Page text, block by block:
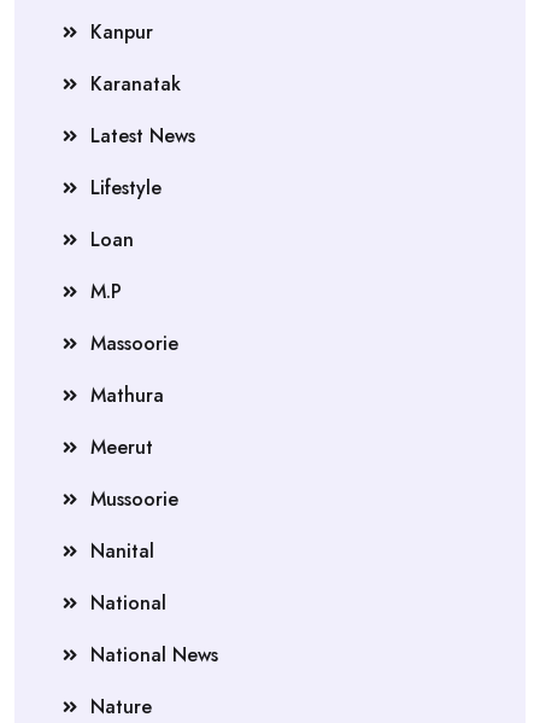
Kanpur
Karanatak
Latest News
Lifestyle
Loan
M.P
Massoorie
Mathura
Meerut
Mussoorie
Nanital
National
National News
Nature